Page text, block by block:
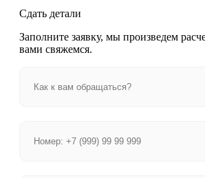
Сдать детали
Заполните заявку, мы произведем
вами свяжемся.